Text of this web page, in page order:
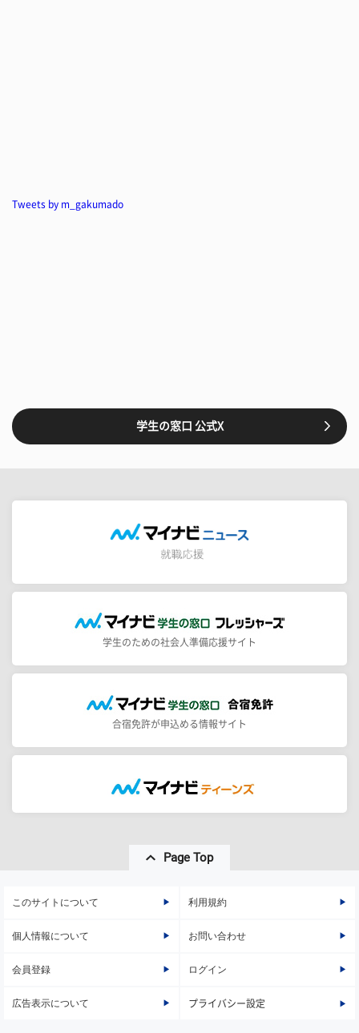
Tweets by m_gakumado
学生の窓口 公式X
学生のための社会人準備応援サイト
合宿免許が申込める情報サイト
Page Top
このサイトについて 利用規約
個人情報について お問い合わせ
会員登録 ログイン
広告表示について プライバシー設定